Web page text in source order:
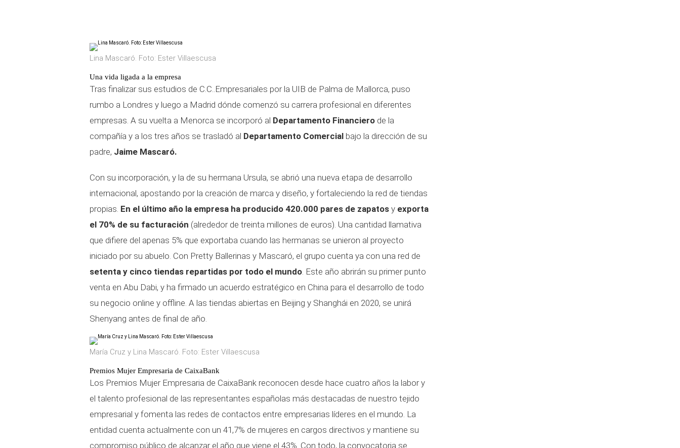
Lina Mascaró. Foto: Ester Villaescusa
Una vida ligada a la empresa
Tras finalizar sus estudios de C.C..Empresariales por la UIB de Palma de Mallorca, puso
rumbo a Londres y luego a Madrid dónde comenzó su carrera profesional en diferentes
empresas. A su vuelta a Menorca se incorporó al Departamento Financiero de la
compañía y a los tres años se trasladó al Departamento Comercial bajo la dirección de su
padre, Jaime Mascaró.
Con su incorporación, y la de su hermana Ursula, se abrió una nueva etapa de desarrollo
internacional, apostando por la creación de marca y diseño, y fortaleciendo la red de tiendas
propias. En el último año la empresa ha producido 420.000 pares de zapatos y exporta
el 70% de su facturación (alrededor de treinta millones de euros). Una cantidad llamativa
que difiere del apenas 5% que exportaba cuando las hermanas se unieron al proyecto
iniciado por su abuelo. Con Pretty Ballerinas y Mascaró, el grupo cuenta ya con una red de
setenta y cinco tiendas repartidas por todo el mundo. Este año abrirán su primer punto
venta en Abu Dabi, y ha firmado un acuerdo estratégico en China para el desarrollo de todo
su negocio online y offline. A las tiendas abiertas en Beijing y Shanghái en 2020, se unirá
Shenyang antes de final de año.
María Cruz y Lina Mascaró. Foto: Ester Villaescusa
Premios Mujer Empresaria de CaixaBank
Los Premios Mujer Empresaria de CaixaBank reconocen desde hace cuatro años la labor y
el talento profesional de las representantes españolas más destacadas de nuestro tejido
empresarial y fomenta las redes de contactos entre empresarias líderes en el mundo. La
entidad cuenta actualmente con un 41,7% de mujeres en cargos directivos y mantiene su
compromiso público de alcanzar el año que viene el 43%. Con todo, la convocatoria se